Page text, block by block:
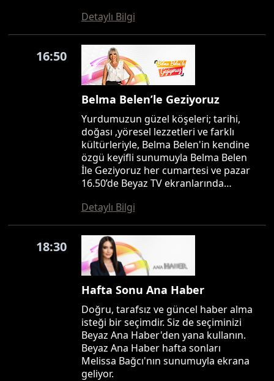
Detaylı Bilgi
16:50
Belma Belen’le Geziyoruz
Yurdumuzun güzel köşeleri; tarihi,
doğası ,yöresel lezzetleri ve farklı
kültürleriyle, Belma Belen'in kendine
özgü keyifli sunumuyla Belma Belen
İle Geziyoruz her cumartesi ve pazar
16.50’de Beyaz TV ekranlarında…
Detaylı Bilgi
18:30
Hafta Sonu Ana Haber
Doğru, tarafsız ve güncel haber alma
isteği bir seçimdir. Siz de seçiminizi
Beyaz Ana Haber'den yana kullanın.
Beyaz Ana Haber hafta sonları
Melissa Bağcı'nın sunumuyla ekrana
geliyor.